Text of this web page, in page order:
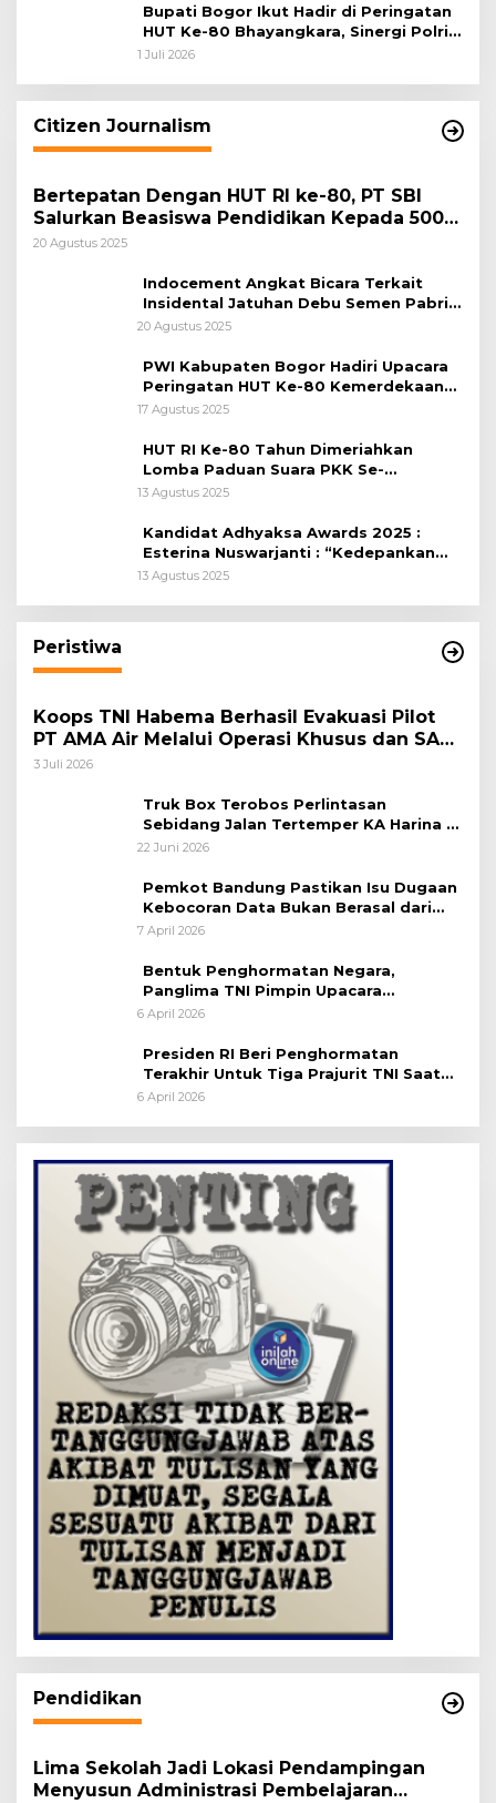
Bupati Bogor Ikut Hadir di Peringatan
HUT Ke-80 Bhayangkara, Sinergi Polri
dan Pemkab Bogor Jadi Kunci Menjaga
1 Juli 2026
Citizen Journalism
Bertepatan Dengan HUT RI ke-80, PT SBI
Salurkan Beasiswa Pendidikan Kepada 500
Pelajar
20 Agustus 2025
Indocement Angkat Bicara Terkait
Insidental Jatuhan Debu Semen Pabrik
Citeureup
20 Agustus 2025
PWI Kabupaten Bogor Hadiri Upacara
Peringatan HUT Ke-80 Kemerdekaan
RI, di Lapangan Tegar Beriman
17 Agustus 2025
HUT RI Ke-80 Tahun Dimeriahkan
Lomba Paduan Suara PKK Se-
Kabupaten Bogor
13 Agustus 2025
Kandidat Adhyaksa Awards 2025 :
Esterina Nuswarjanti : “Kedepankan
Keadilan Restoratif Wujudkan
13 Agustus 2025
Peristiwa
Koops TNI Habema Berhasil Evakuasi Pilot
PT AMA Air Melalui Operasi Khusus dan SAR
Taktis
3 Juli 2026
Truk Box Terobos Perlintasan
Sebidang Jalan Tertemper KA Harina di
Jalan Stasiun Poncol-Jrakah Semarang
22 Juni 2026
Pemkot Bandung Pastikan Isu Dugaan
Kebocoran Data Bukan Berasal dari
Server Disdukcapil
7 April 2026
Bentuk Penghormatan Negara,
Panglima TNI Pimpin Upacara
Pemakaman Militer
6 April 2026
Presiden RI Beri Penghormatan
Terakhir Untuk Tiga Prajurit TNI Saat
Persemayaman di Bandara Soekarno-
6 April 2026
Pendidikan
Lima Sekolah Jadi Lokasi Pendampingan
Menyusun Administrasi Pembelajaran